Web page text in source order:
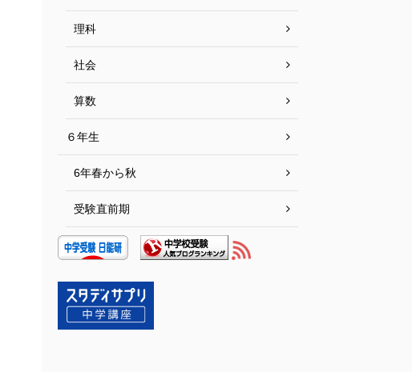
理科
社会
算数
６年生
6年春から秋
受験直前期